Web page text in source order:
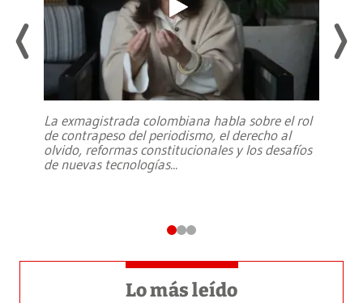
La exmagistrada colombiana habla sobre el rol
de contrapeso del periodismo, el derecho al
olvido, reformas constitucionales y los desafíos
de nuevas tecnologías...
Lo más leído